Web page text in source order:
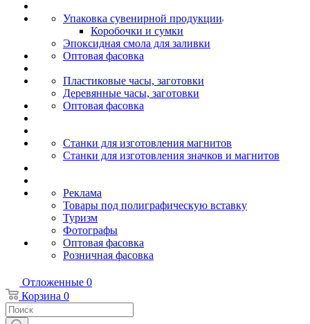
Упаковка сувенирной продукции
Коробочки и сумки
Эпоксидная смола для заливки
Оптовая фасовка
Пластиковые часы, заготовки
Деревянные часы, заготовки
Оптовая фасовка
Станки для изготовления магнитов
Станки для изготовления значков и магнитов
Реклама
Товары под полиграфическую вставку
Туризм
Фотографы
Оптовая фасовка
Розничная фасовка
Отложенные 0
Корзина 0